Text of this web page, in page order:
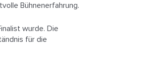
Bühnenerfahrung.
wurde. Die
für die